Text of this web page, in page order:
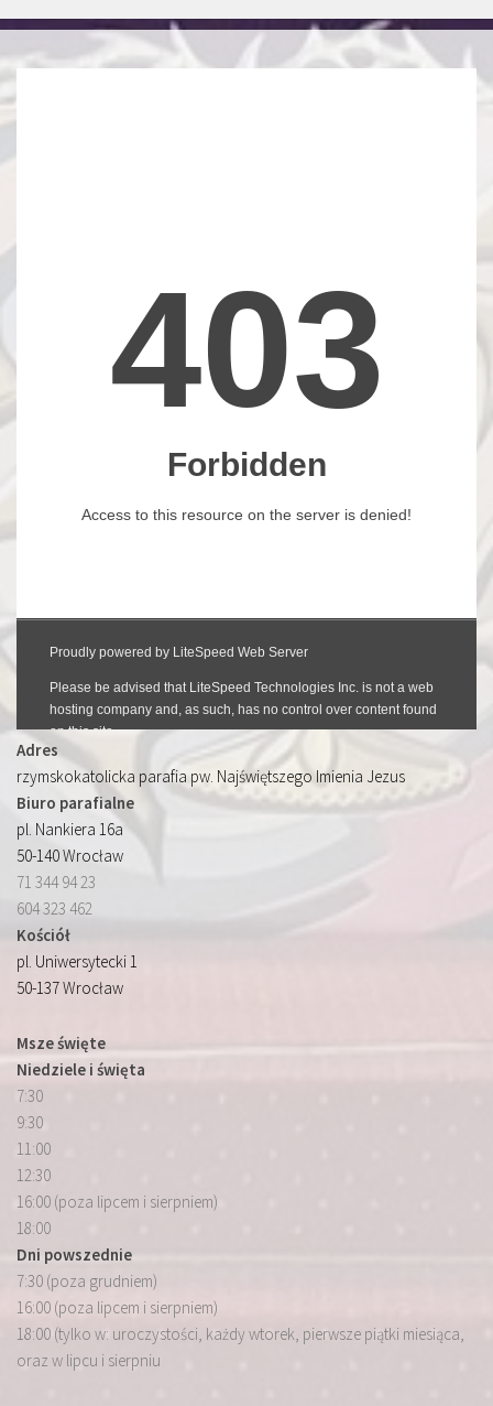
Adres
rzymskokatolicka parafia pw. Najświętszego Imienia Jezus
Biuro parafialne
pl. Nankiera 16a
50-140 Wrocław
71 344 94 23
604 323 462
Kościół
pl. Uniwersytecki 1
50-137 Wrocław
Msze święte
Niedziele i święta
7:30
9:30
11:00
12:30
16:00 (poza lipcem i sierpniem)
18:00
Dni powszednie
7:30 (poza grudniem)
16:00 (poza lipcem i sierpniem)
18:00 (tylko w: uroczystości, każdy wtorek, pierwsze piątki miesiąca,
oraz w lipcu i sierpniu